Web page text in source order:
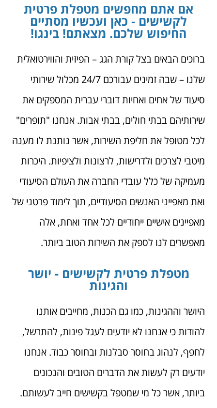
אם אתם מחפשים מטפלת פרטית
לקשישים - כאן ועכשיו מסתיים
החיפוש שלכם. מצאתם! בינגו!
ברוכים הבאים בצל קורת הגג – הפיזית והווירטואלית
שלנו – שבה זמינים עבורכם 24/7 מכלול שירותי
סיעוד של אחים ואחיות דוברי עברית המספקים את
שירותיהם בבתי חולים, בבתי אבות. אנחנו "תופרים"
לכל מטופל את חליפת השירות, אשר נותנת לו מענה
מיטבי לצרכים ולדרישות, לרצונות ולציפיות. היכרות
מעמיקה של כלל עובדי החברה את העולם הסיעודי
ואת מאפייני האנשים הסיעודיים, תוך לימוד פרטני של
מאפיינים אישיים ייחודיים לכל אחד ואחת, אלה
מאפשרים לנו לספק את השירות הטוב ביותר.
מטפלת פרטית לקשישים - יושר
והגינות
היושר וההגינות, כמו גם הכנות, מחייבים אותנו
להודות כי אנחנו לא יודעים לעגל פינות, להתרשל,
לחפף, לנהוג בחוסר סבלנות ובחוסר כבוד. אנחנו
יודעים רק לעשות את הדברים הטובים והנכונים
ביותר, אשר כל מי שמטפל בקשישים חייב לעשותם.